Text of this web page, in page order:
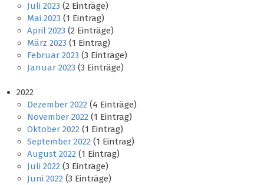
Juli 2023 (2 Einträge)
Mai 2023 (1 Eintrag)
April 2023 (2 Einträge)
März 2023 (1 Eintrag)
Februar 2023 (3 Einträge)
Januar 2023 (3 Einträge)
2022
Dezember 2022 (4 Einträge)
November 2022 (1 Eintrag)
Oktober 2022 (1 Eintrag)
September 2022 (1 Eintrag)
August 2022 (1 Eintrag)
Juli 2022 (3 Einträge)
Juni 2022 (3 Einträge)